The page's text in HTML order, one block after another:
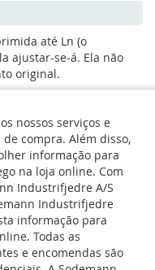
até Ln (o
ajustar-se-á. Ela não
original.
nossos serviços e
compra. Além disso,
informação para
na loja online. Com
Industrifjedre A/S
Industrifjedre
informação para
Todas as
e encomendas são